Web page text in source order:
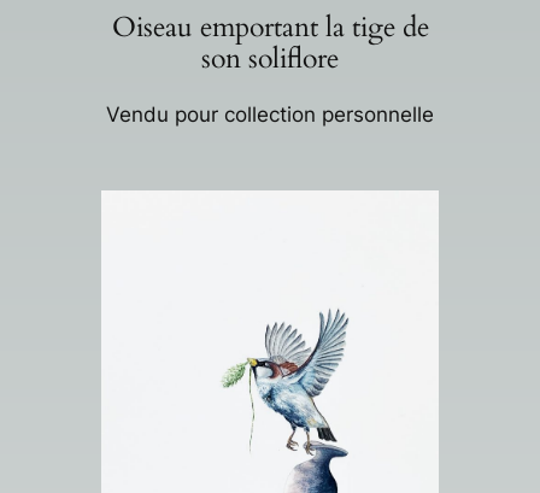
Oiseau emportant la tige de
son soliflore
Vendu pour collection personnelle